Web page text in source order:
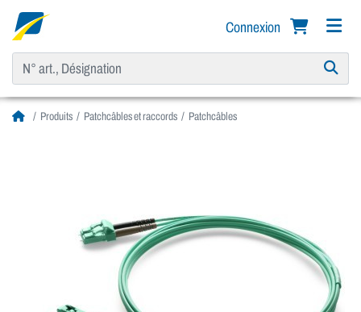
Connexion
Produits Patchcâbles et raccords Patchcâbles